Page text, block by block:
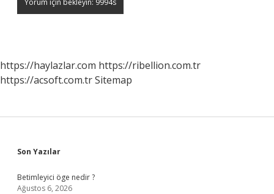
https://haylazlar.com https://ribellion.com.tr
https://acsoft.com.trSitemap
Sidebar
Son Yazılar
Betimleyici öge nedir ?
Ağustos 6, 2026